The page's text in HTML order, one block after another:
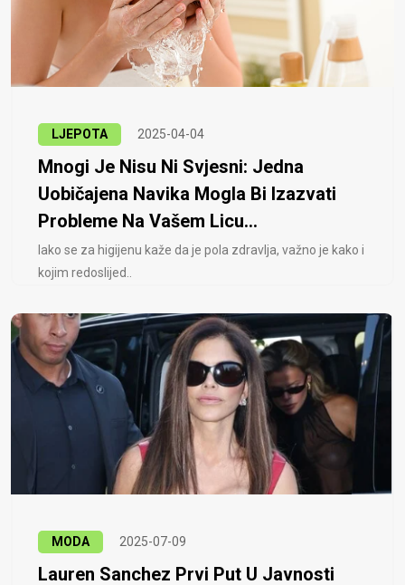
LJEPOTA 2025-04-04
Mnogi Je Nisu Ni Svjesni: Jedna
Uobičajena Navika Mogla Bi Izazvati
Probleme Na Vašem Licu...
Iako se za higijenu kaže da je pola zdravlja, važno je kako i
kojim redoslijed..
MODA 2025-07-09
Lauren Sanchez Prvi Put U Javnosti